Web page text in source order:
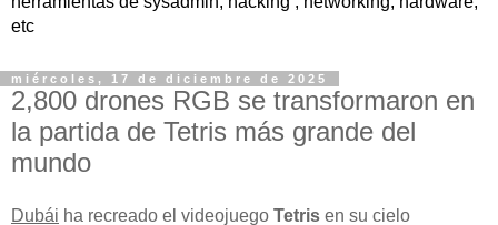
etc
miércoles, 17 de diciembre de 2025
2,800 drones RGB se transformaron en
la partida de Tetris más grande del
mundo
Dubái ha recreado el videojuego Tetris en su cielo